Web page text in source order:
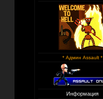
* Админ Assault *
Информация